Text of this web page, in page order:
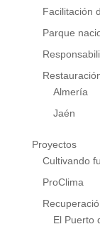
Facilitación
Parque
Almería
Jaén
Proyectos
Cultivando
ProClima
El Puerto